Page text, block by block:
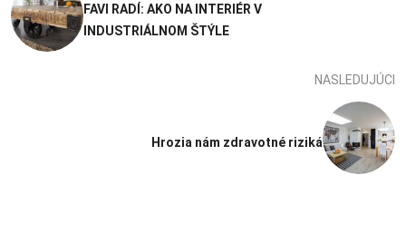
FAVI RADÍ: AKO NA INTERIÉR V
INDUSTRIÁLNOM ŠTÝLE
NASLEDUJÚCI
Hrozia nám zdravotné riziká